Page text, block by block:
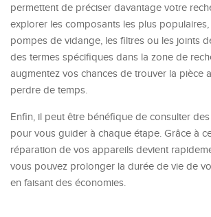
permettent de préciser davantage votre
explorer les composants les plus
pompes de vidange, les filtres ou les joints
des termes spécifiques dans la zone de
augmentez vos chances de trouver la pièce
perdre de temps.
Enfin, il peut être bénéfique de consulter des
pour vous guider à chaque étape. Grâce à
réparation de vos appareils devient
vous pouvez prolonger la durée de vie de
en faisant des économies.